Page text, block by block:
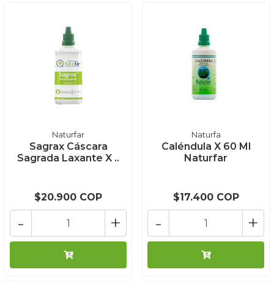
Naturfar
Sagrax Cáscara
Sagrada Laxante X ..
$20.900 COP
+
-
Naturfa
Caléndula X 60 Ml
Naturfar
$17.400 COP
+
-